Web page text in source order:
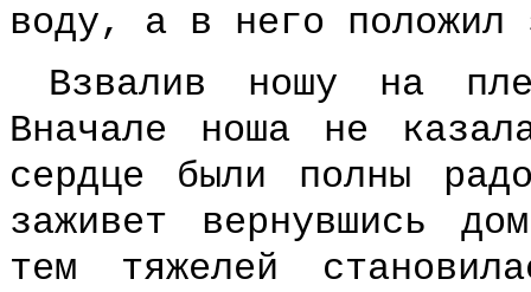
воду, а в него положил
Взвалив ношу на
Вначале ноша не
сердце были полны
заживет вернувшись
тем тяжелей